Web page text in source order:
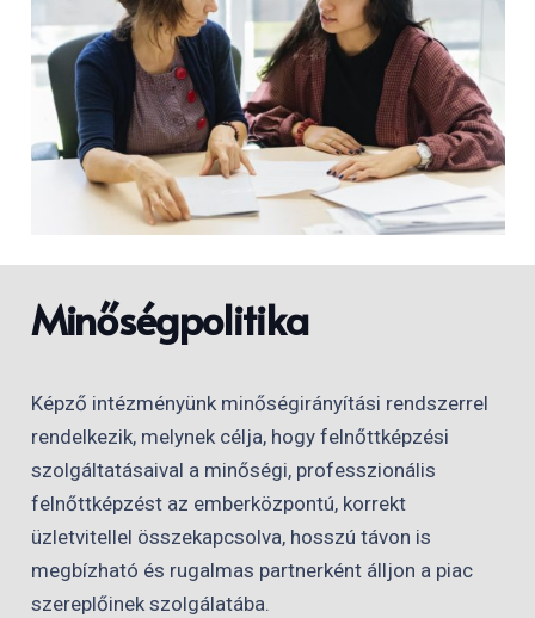
Minőségpolitika
Képző intézményünk minőségirányítási rendszerrel
rendelkezik, melynek célja, hogy felnőttképzési
szolgáltatásaival a minőségi, professzionális
felnőttképzést az emberközpontú, korrekt
üzletvitellel összekapcsolva, hosszú távon is
megbízható és rugalmas partnerként álljon a piac
szereplőinek szolgálatába.